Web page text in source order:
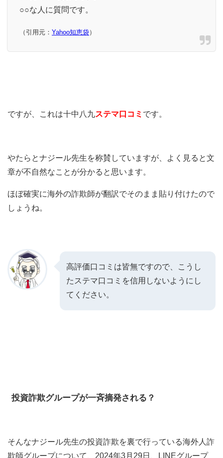
○○な人に質問です。
（引用元： Yahoo知恵袋）
ですが、これは十中八九ステマ口コミ です。
やたらとナジール先生を称賛していますが、よく見ると文
章が不自然なことが分かると思います。
ほぼ確実に海外の詐欺師が翻訳でそのまま貼り付けたので
しょうね。
高評価口コミは皆無ですので、こうし
たステマ口コミを信用しないようにし
てください。
投資詐欺グループが一斉摘発される？
そんなナジール先生の投資詐欺を裏で行っている海外人詐
欺師グループについて、2024年3月29日、LINEグループ